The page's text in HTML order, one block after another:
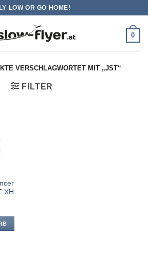
LOW OR GO HOME!
0
VERSCHLAGWORTET MIT „JST“
FILTER
XH